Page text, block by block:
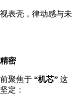
表壳，律动感与未
密
聚焦于 “机芯” 这
定：